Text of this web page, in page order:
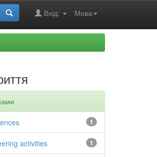
Мова
Вхід:
1
1
activities